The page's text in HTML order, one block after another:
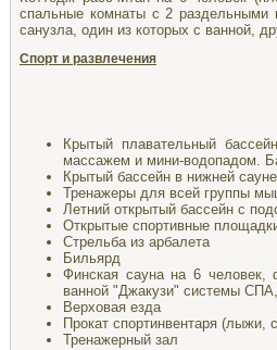
спальные комнаты с 2 раздельными
санузла, один из которых с ванной,
Спорт и развлечения
Крытый плавательный
массажем и мини-водопадом.
Крытый бассейн в нижней
Тренажеры для всей группы
Летний открытый бассейн с
Открытые спортивные
Стрельба из арбалета
Бильярд
Финская сауна на 6 человек,
ванной "Джакузи" системы
Верховая езда
Прокат спортинвентаря (лыжи,
Тренажерный зал